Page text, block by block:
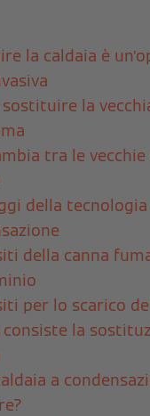
la caldaia è
sostituire la
tra le
della tecnologia
della canna
per lo scarico
consiste la
a